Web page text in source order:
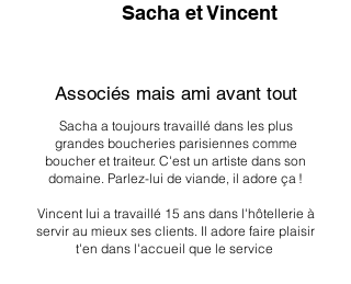
Sacha et Vincent
Associés mais ami avant tout
Sacha a toujours travaillé dans les plus
grandes boucheries parisiennes comme
boucher et traiteur. C'est un artiste dans son
domaine. Parlez-lui de viande, il adore ça !
Vincent lui a travaillé 15 ans dans l'hôtellerie à
servir au mieux ses clients. Il adore faire plaisir
t'en dans l'accueil que le service